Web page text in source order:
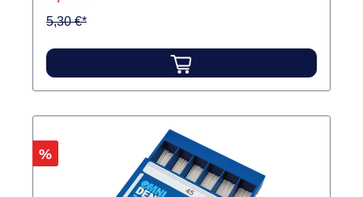
5,30 €*
Rabatt
%